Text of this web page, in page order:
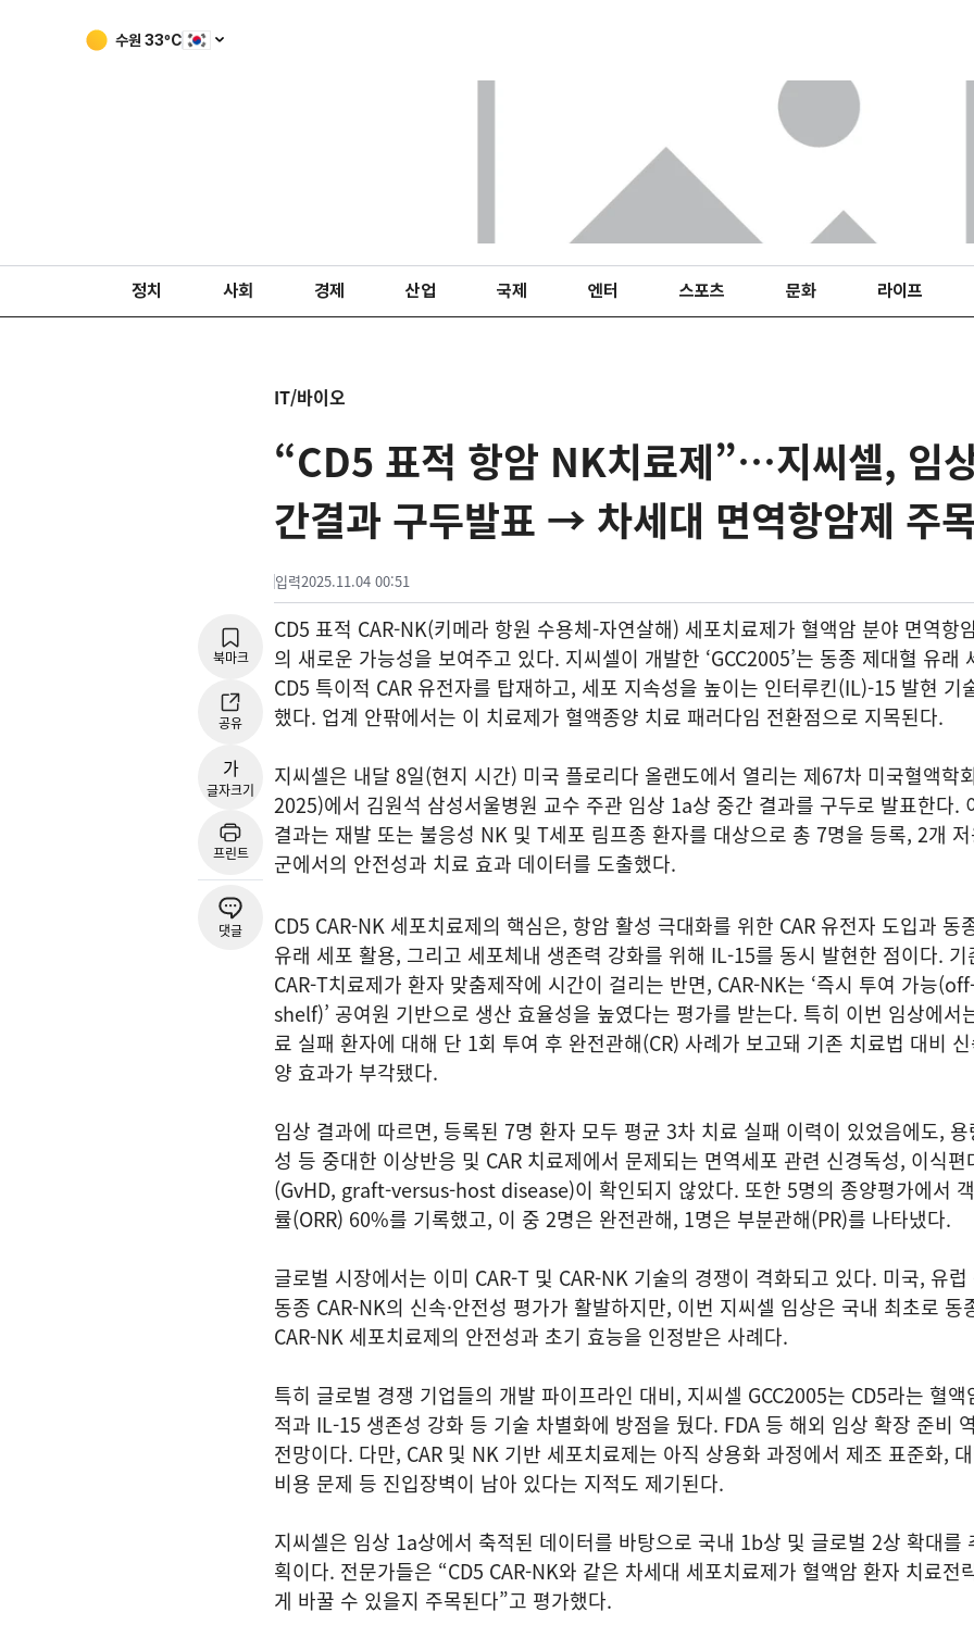
수원 33ºC
정치 사회 경제 산업 국제 엔터 스포츠 문화 라이프
IT/바이오
“CD5 표적 항암 NK치료제”…지씨셀, 임
간결과 구두발표 → 차세대 면역항암제 주
입력2025.11.04 00:51
북마크
공유
가
글자크기
프린트
댓글
CD5 표적 CAR-NK(키메라 항원 수용체-자연살해) 세포치료제가 혈액암 분야 면역항
의 새로운 가능성을 보여주고 있다. 지씨셀이 개발한 ‘GCC2005’는 동종 제대혈 유래
CD5 특이적 CAR 유전자를 탑재하고, 세포 지속성을 높이는 인터루킨(IL)-15 발현 기
했다. 업계 안팎에서는 이 치료제가 혈액종양 치료 패러다임 전환점으로 지목된다.
지씨셀은 내달 8일(현지 시간) 미국 플로리다 올랜도에서 열리는 제67차 미국혈액학
2025)에서 김원석 삼성서울병원 교수 주관 임상 1a상 중간 결과를 구두로 발표한다.
결과는 재발 또는 불응성 NK 및 T세포 림프종 환자를 대상으로 총 7명을 등록, 2개
군에서의 안전성과 치료 효과 데이터를 도출했다.
CD5 CAR-NK 세포치료제의 핵심은, 항암 활성 극대화를 위한 CAR 유전자 도입과 동
유래 세포 활용, 그리고 세포체내 생존력 강화를 위해 IL-15를 동시 발현한 점이다. 기
CAR-T치료제가 환자 맞춤제작에 시간이 걸리는 반면, CAR-NK는 ‘즉시 투여 가능
shelf)’ 공여원 기반으로 생산 효율성을 높였다는 평가를 받는다. 특히 이번 임상에서
료 실패 환자에 대해 단 1회 투여 후 완전관해(CR) 사례가 보고돼 기존 치료법 대비
양 효과가 부각됐다.
임상 결과에 따르면, 등록된 7명 환자 모두 평균 3차 치료 실패 이력이 있었음에도, 용
성 등 중대한 이상반응 및 CAR 치료제에서 문제되는 면역세포 관련 신경독성, 이식편
(GvHD, graft-versus-host disease)이 확인되지 않았다. 또한 5명의 종양평가에서
률(ORR) 60%를 기록했고, 이 중 2명은 완전관해, 1명은 부분관해(PR)를 나타냈다.
글로벌 시장에서는 이미 CAR-T 및 CAR-NK 기술의 경쟁이 격화되고 있다. 미국, 유럽
동종 CAR-NK의 신속·안전성 평가가 활발하지만, 이번 지씨셀 임상은 국내 최초로 동
CAR-NK 세포치료제의 안전성과 초기 효능을 인정받은 사례다.
특히 글로벌 경쟁 기업들의 개발 파이프라인 대비, 지씨셀 GCC2005는 CD5라는 혈액
적과 IL-15 생존성 강화 등 기술 차별화에 방점을 뒀다. FDA 등 해외 임상 확장 준비
전망이다. 다만, CAR 및 NK 기반 세포치료제는 아직 상용화 과정에서 제조 표준화,
비용 문제 등 진입장벽이 남아 있다는 지적도 제기된다.
지씨셀은 임상 1a상에서 축적된 데이터를 바탕으로 국내 1b상 및 글로벌 2상 확대를
획이다. 전문가들은 “CD5 CAR-NK와 같은 차세대 세포치료제가 혈액암 환자 치료전
게 바꿀 수 있을지 주목된다”고 평가했다.